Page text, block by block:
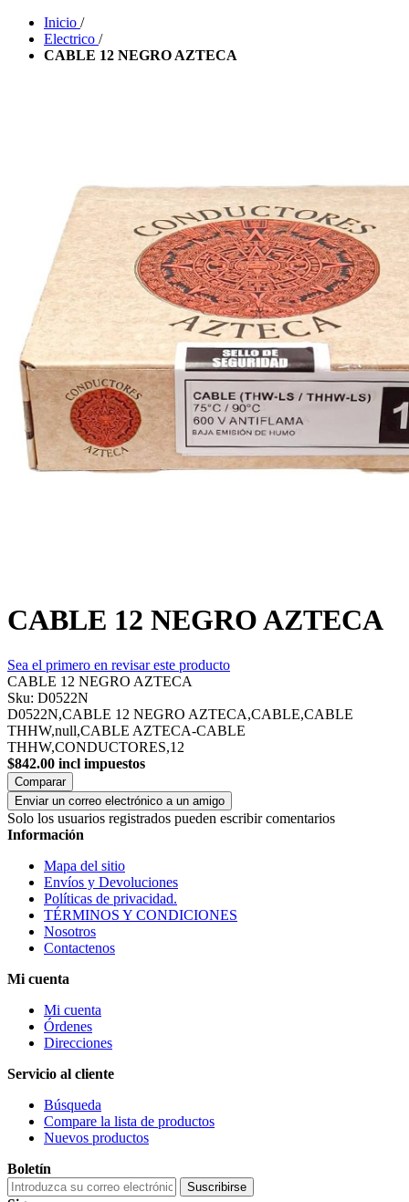
Inicio /
Electrico /
CABLE 12 NEGRO AZTECA
CABLE 12 NEGRO AZTECA
Sea el primero en revisar este producto
CABLE 12 NEGRO AZTECA
Sku: D0522N
D0522N,CABLE 12 NEGRO AZTECA,CABLE,CABLE
THHW,null,CABLE AZTECA-CABLE
THHW,CONDUCTORES,12
$842.00 incl impuestos
Comparar
Enviar un correo electrónico a un amigo
Solo los usuarios registrados pueden escribir comentarios
Información
Mapa del sitio
Envíos y Devoluciones
Políticas de privacidad.
TÉRMINOS Y CONDICIONES
Nosotros
Contactenos
Mi cuenta
Mi cuenta
Órdenes
Direcciones
Servicio al cliente
Búsqueda
Compare la lista de productos
Nuevos productos
Boletín
Suscribirse